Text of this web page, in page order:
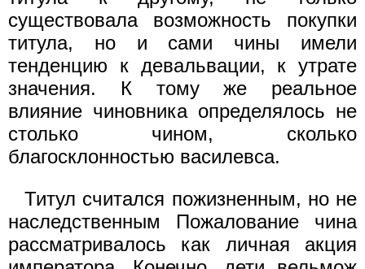
существовала возможность покупки
титула, но и сами чины имели
тенденцию к девальвации, к утрате
значения. К тому же реальное
влияние чиновника определялось не
столько чином, сколько
благосклонностью василевса.
Титул считался пожизненным, но не
наследственным Пожалование чина
рассматривалось как личная акция